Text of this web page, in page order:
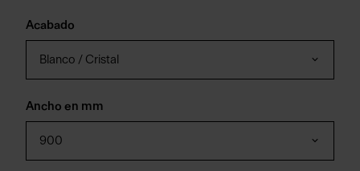
Acabado
Blanco / Cristal
Ancho en mm
900